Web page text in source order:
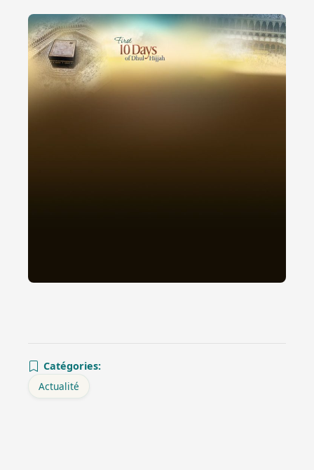
Catégories:
Actualité